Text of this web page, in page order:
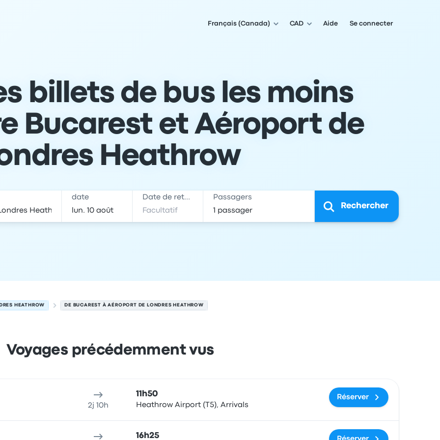
Français (Canada) CAD Aide Se connecter
billets de bus les moins
Bucarest et Aéroport de
Heathrow
date Date de retour Passagers
Rechercher
HEATHROW DE BUCAREST À AÉROPORT DE LONDRES HEATHROW
Voyages précédemment vus
2j 10h
11h50
Heathrow Airport (T5), Arrivals
Réserver
16h25